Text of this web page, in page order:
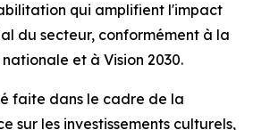
qui amplifient l'impact
du secteur, conformément à la
et à Vision 2030.
faite dans le cadre de la
sur les investissements culturels,